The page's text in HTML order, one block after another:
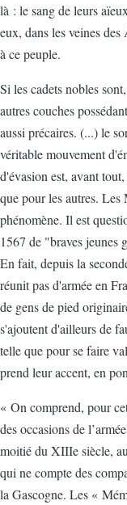
là : le sang de leurs
eux, dans les veines
à ce peuple.
Si les cadets nobles
autres couches
aussi précaires. (...) le
véritable mouvement
d'évasion est, avant
que pour les autres.
phénomène. Il est
1567 de "braves jeunes
En fait, depuis la
réunit pas d'armée en
de gens de pied
s'ajoutent d'ailleurs de
telle que pour se faire
prend leur accent, en
« On comprend, pour
des occasions de
moitié du XIIIe siècle,
qui ne compte des
la Gascogne. Les «